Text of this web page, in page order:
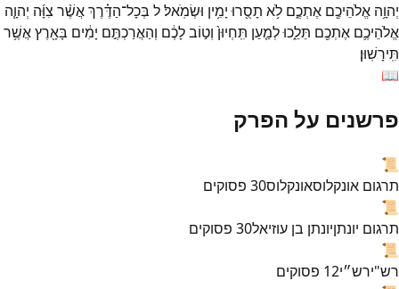
יְהוָ֥ה אֱלֹהֵיכֶ֖ם אֶתְכֶ֑ם לֹ֥א תָסֻ֖רוּ יָמִ֥ין וּשְׂמֹֽאל׃ל בְּכָל־הַדֶּ֗רֶךְאֲשֶׁ֨ר צִוָּ֜ה יְהוָ֧ה
אֱלֹהֵיכֶ֛ם אֶתְכֶ֖ם תֵּלֵ֑כוּלְמַ֤עַן תִּֽחְיוּן֙ וְט֣וֹבלָכֶ֔ם וְהַאֲרַכְתֶּ֣ם יָמִ֔ים בָּאָ֖רֶץאֲשֶׁ֥ר
תִּֽירָשֽׁוּן׃
📖
פרשנים על הפרק
📜
תרגום אונקלוסאונקלוס30 פסוקים
📜
תרגום יונתןיונתן בן עוזיאל30 פסוקים
📜
רש"ירש״י12 פסוקים